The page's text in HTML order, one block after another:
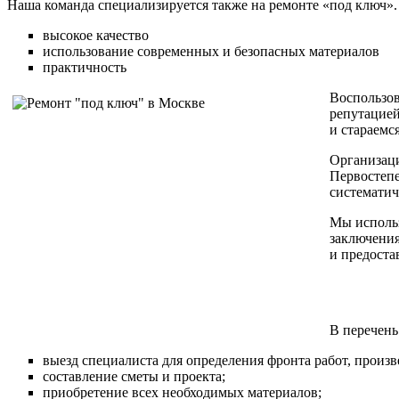
Наша команда специализируется также на ремонте «под
высокое качество
использование современных и безопасных материалов
практичность
и
Мы
и
В
выезд специалиста для определения фронта работ,
составление сметы и проекта;
приобретение всех необходимых материалов;